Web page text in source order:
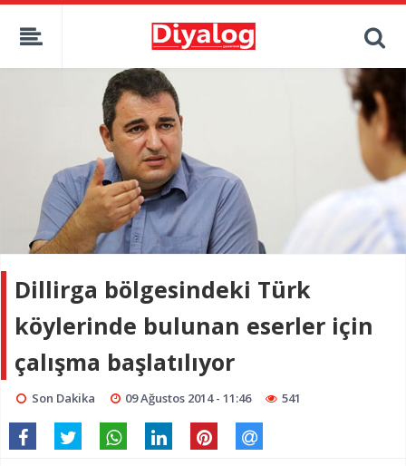
Dillirga bölgesindeki Türk
köylerinde bulunan eserler için
çalışma başlatılıyor
Son Dakika 09 Ağustos 2014 - 11:46 541